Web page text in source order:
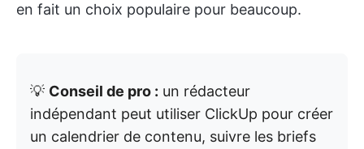
en fait un choix populaire pour beaucoup.
💡 Conseil de pro : un rédacteur
indépendant peut utiliser ClickUp pour créer
un calendrier de contenu, suivre les briefs